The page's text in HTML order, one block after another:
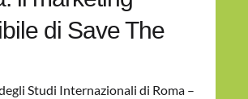
di Save The
Studi Internazionali di Roma –